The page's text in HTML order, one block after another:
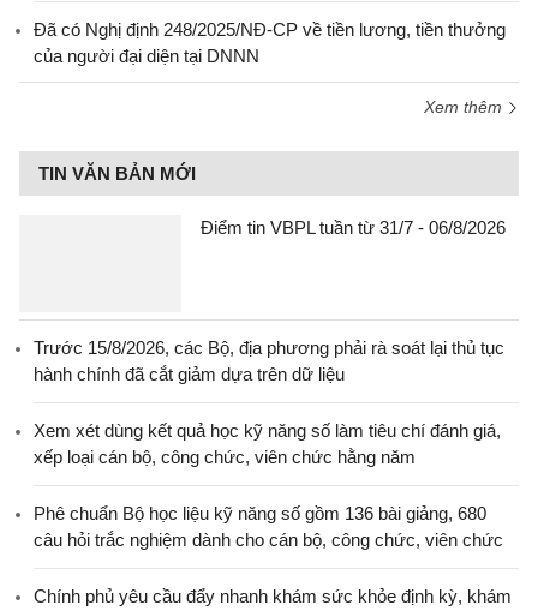
Đã có Nghị định 248/2025/NĐ-CP về tiền lương, tiền thưởng
của người đại diện tại DNNN
Xem thêm
TIN VĂN BẢN MỚI
Điểm tin VBPL tuần từ 31/7 - 06/8/2026
Trước 15/8/2026, các Bộ, địa phương phải rà soát lại thủ tục
hành chính đã cắt giảm dựa trên dữ liệu
Xem xét dùng kết quả học kỹ năng số làm tiêu chí đánh giá,
xếp loại cán bộ, công chức, viên chức hằng năm
Phê chuẩn Bộ học liệu kỹ năng số gồm 136 bài giảng, 680
câu hỏi trắc nghiệm dành cho cán bộ, công chức, viên chức
Chính phủ yêu cầu đẩy nhanh khám sức khỏe định kỳ, khám